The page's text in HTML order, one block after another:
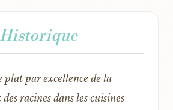
plat par excellence de la
racines dans les cuisines